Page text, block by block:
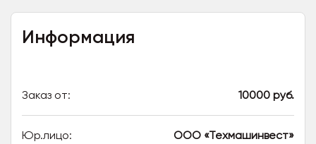
Информация
Заказ от: 10000 руб.
Юр.лицо: ООО «Техмашинвест»